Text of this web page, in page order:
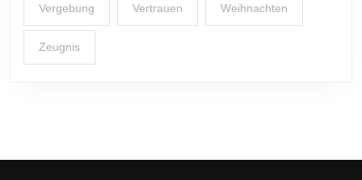
Vergebung Vertrauen Weihnachten
Zeugnis